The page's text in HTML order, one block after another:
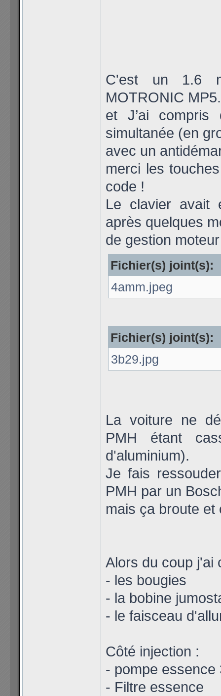
C'est un 1.6
MOTRONIC
et J’ai compris
simultanée (en
avec un
merci les
code !
Le clavier avait
après quelques
de gestion
Fichier(s) joint(s):
4amm.jpeg
Fichier(s) joint(s):
3b29.jpg
La voiture ne
PMH étant
d'aluminium).
Je fais
PMH par un
mais ça broute
Alors du coup j'ai
- les bougies
- la bobine
- le faisceau
Côté injection :
- pompe essence
- Filtre essence